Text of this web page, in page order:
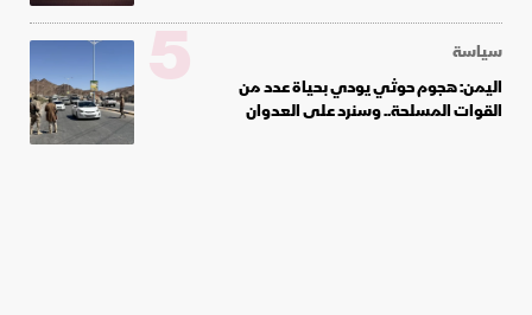
سياسة
اليمن: هجوم حوثي يودي بحياة عدد من
القوات المسلحة.. وسنرد على العدوان
5